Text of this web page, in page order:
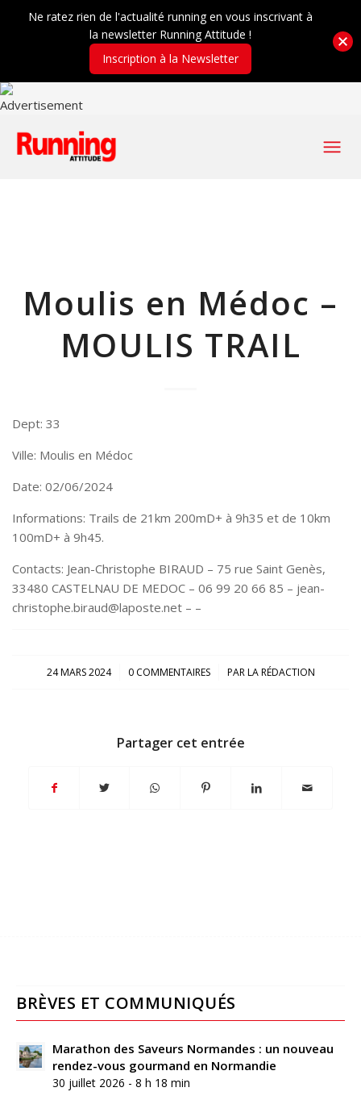
Moulis en Médoc –
MOULIS TRAIL
Dept: 33
Ville: Moulis en Médoc
Date: 02/06/2024
Informations: Trails de 21km 200mD+ à 9h35 et de 10km
100mD+ à 9h45.
Contacts: Jean-Christophe BIRAUD – 75 rue Saint Genès,
33480 CASTELNAU DE MEDOC – 06 99 20 66 85 – jean-
christophe.biraud@laposte.net – –
24 MARS 2024
/ 0 COMMENTAIRES
/ PARLA RÉDACTION
Partager cet entrée
BRÈVES ET COMMUNIQUÉS
Marathon des Saveurs Normandes : un nouveau
rendez-vous gourmand en Normandie
30 juillet 2026 - 8 h 18 min
Ne ratez rien de l'actualité running en vous inscrivant à
la newsletter Running Attitude !
Inscription à la Newsletter